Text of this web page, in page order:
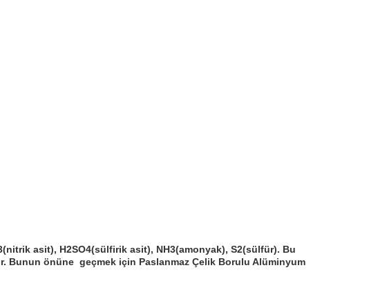
asit), H2SO4(sülfirik asit), NH3(amonyak), S2(sülfür). Bu
Bunun önüne geçmek için Paslanmaz Çelik Borulu Alüminyum